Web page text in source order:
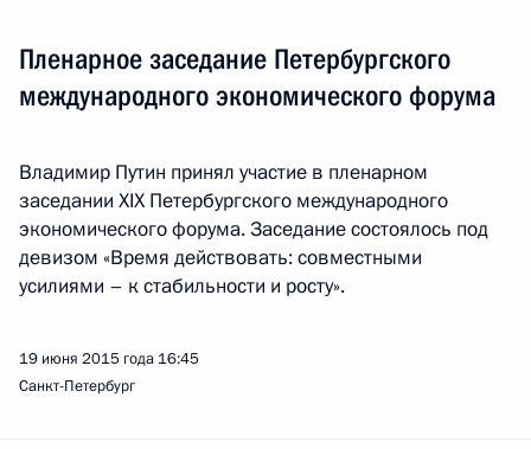
Пленарное заседание Петербургского
международного экономического форума
Владимир Путин принял участие в пленарном
заседании XIX Петербургского международного
экономического форума. Заседание состоялось под
девизом «Время действовать: совместными
усилиями – к стабильности и росту».
19 июня 2015 года 16:45
Санкт-Петербург